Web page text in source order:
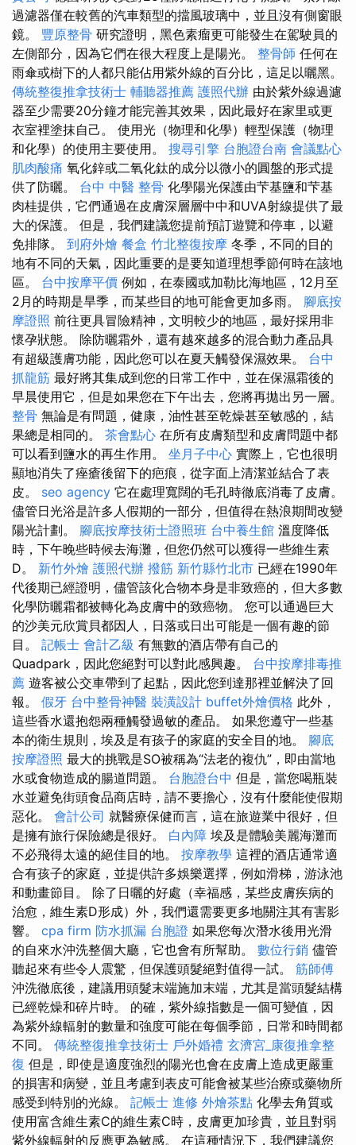
過濾器僅在較舊的汽車類型的擋風玻璃中，並且沒有側窗眼
鏡。 豐原整骨 研究證明，黑色素瘤更可能發生在駕駛員的
左側部分，因為它們在很大程度上是陽光。 整骨師 任何在
雨傘或樹下的人都只能佔用紫外線的百分比，這足以曬黑。
傳統整復推拿技術士 輔聽器推薦 護照代辦 由於紫外線過濾
器至少需要20分鐘才能完善其效果，因此最好在家里或更
衣室裡塗抹自己。 使用光（物理和化學）輕型保護（物理
和化學）的使用主要使用。 搜尋引擎 台胞證台南 會議點心
肌肉酸痛 氧化鋅或二氧化鈦的成分以微小的圓盤的形式提
供了防曬。 台中 中醫 整骨 化學陽光保護由芐基鹽和芐基
肉桂提供，它們通過在皮膚深層層中中和UVA射線提供了最
大的保護。 但是，我們建議您提前預訂遊覽和停車，以避
免排隊。 到府外燴 餐盒 竹北整復按摩 冬季，不同的目的
地有不同的天氣，因此重要的是要知道理想季節何時在該地
區。 台中按摩平價 例如，在泰國或加勒比海地區，12月至
2月的時期是旱季，而某些目的地可能會更加多雨。 腳底按
摩證照 前往更具冒險精神，文明較少的地區，最好採用非
懷孕狀態。 除防曬霜外，還有越來越多的混合動力產品具
有超級護膚功能，因此您可以在夏天觸發保濕效果。 台中
抓龍筋 最好將其集成到您的日常工作中，並在保濕霜後的
早晨使用它，但是如果您在下午出去，您將再拋出另一層。
整骨 無論是有問題，健康，油性甚至乾燥甚至敏感的，結
果總是相同的。 茶會點心 在所有皮膚類型和皮膚問題中都
可以看到鹽水的再生作用。 坐月子中心 實際上，它也很明
顯地消失了痤瘡後留下的疤痕，從字面上清潔並結合了表
皮。 seo agency 它在處理寬闊的毛孔時徹底消毒了皮膚。
儘管日光浴是許多人假期的一部分，但值得在熱浪期間改變
陽光計劃。 腳底按摩技術士證照班 台中養生館 溫度降低
時，下午晚些時候去海灘，但您仍然可以獲得一些維生素
D。 新竹外燴 護照代辦 撥筋 新竹縣竹北市 已經在1990年
代後期已經證明，儘管該化合物本身是非致癌的，但大多數
化學防曬霜都被轉化為皮膚中的致癌物。 您可以通過巨大
的沙美元欣賞貝都因人，日落或日出可能是一個有趣的節
目。 記帳士 會計乙級 有無數的酒店帶有自己的
Quadpark，因此您絕對可以對此感興趣。 台中按摩排毒推
薦 遊客被公交車帶到了起點，因此您到達那裡並解決了回
報。 假牙 台中整骨神醫 裝潢設計 buffet外燴價格 此外，
這些香水還抱怨兩種觸發過敏的產品。 如果您遵守一些基
本的衛生規則，埃及是有孩子的家庭的安全目的地。 腳底
按摩證照 最大的挑戰是SO被稱為“法老的複仇”，即由當地
水或食物造成的腸道問題。 台胞證台中 但是，當您喝瓶裝
水並避免街頭食品商店時，請不要擔心，沒有什麼能使假期
惡化。 會計公司 就醫療保健而言，這在旅遊業中很好，但
是擁有旅行保險總是很好。 白內障 埃及是體驗美麗海灘而
不必飛得太遠的絕佳目的地。 按摩教學 這裡的酒店通常適
合有孩子的家庭，並提供許多娛樂選擇，例如滑梯，游泳池
和動畫節目。 除了日曬的好處（幸福感，某些皮膚疾病的
治愈，維生素D形成）外，我們還需要更多地關注其有害影
響。 cpa firm 防水抓漏 台胞證 如果您每次潛水後用光滑
的自來水沖洗整個大廳，它也會有所幫助。 數位行銷 儘管
聽起來有些令人震驚，但保護頭髮絕對值得一試。 筋師傅
沖洗徹底後，建議用頭髮末端施加末端，尤其是當頭髮結構
已經乾燥和碎片時。 的確，紫外線指數是一個可變值，因
為紫外線輻射的數量和強度可能在每個季節，日常和時間都
不同。 傳統整復推拿技術士 戶外婚禮 玄濟宮_康復推拿整
復 但是，即使是適度強烈的陽光也會在皮膚上造成更嚴重
的損害和病變，並且考慮到表皮可能會被某些治療或藥物所
感受到特別的光線。 記帳士 進修 外燴茶點 化學去角質或
使用富含維生素C的維生素C時，皮膚更加珍貴，並且對弱
紫外線輻射的反應更為敏感。 在這種情況下，我們建議您